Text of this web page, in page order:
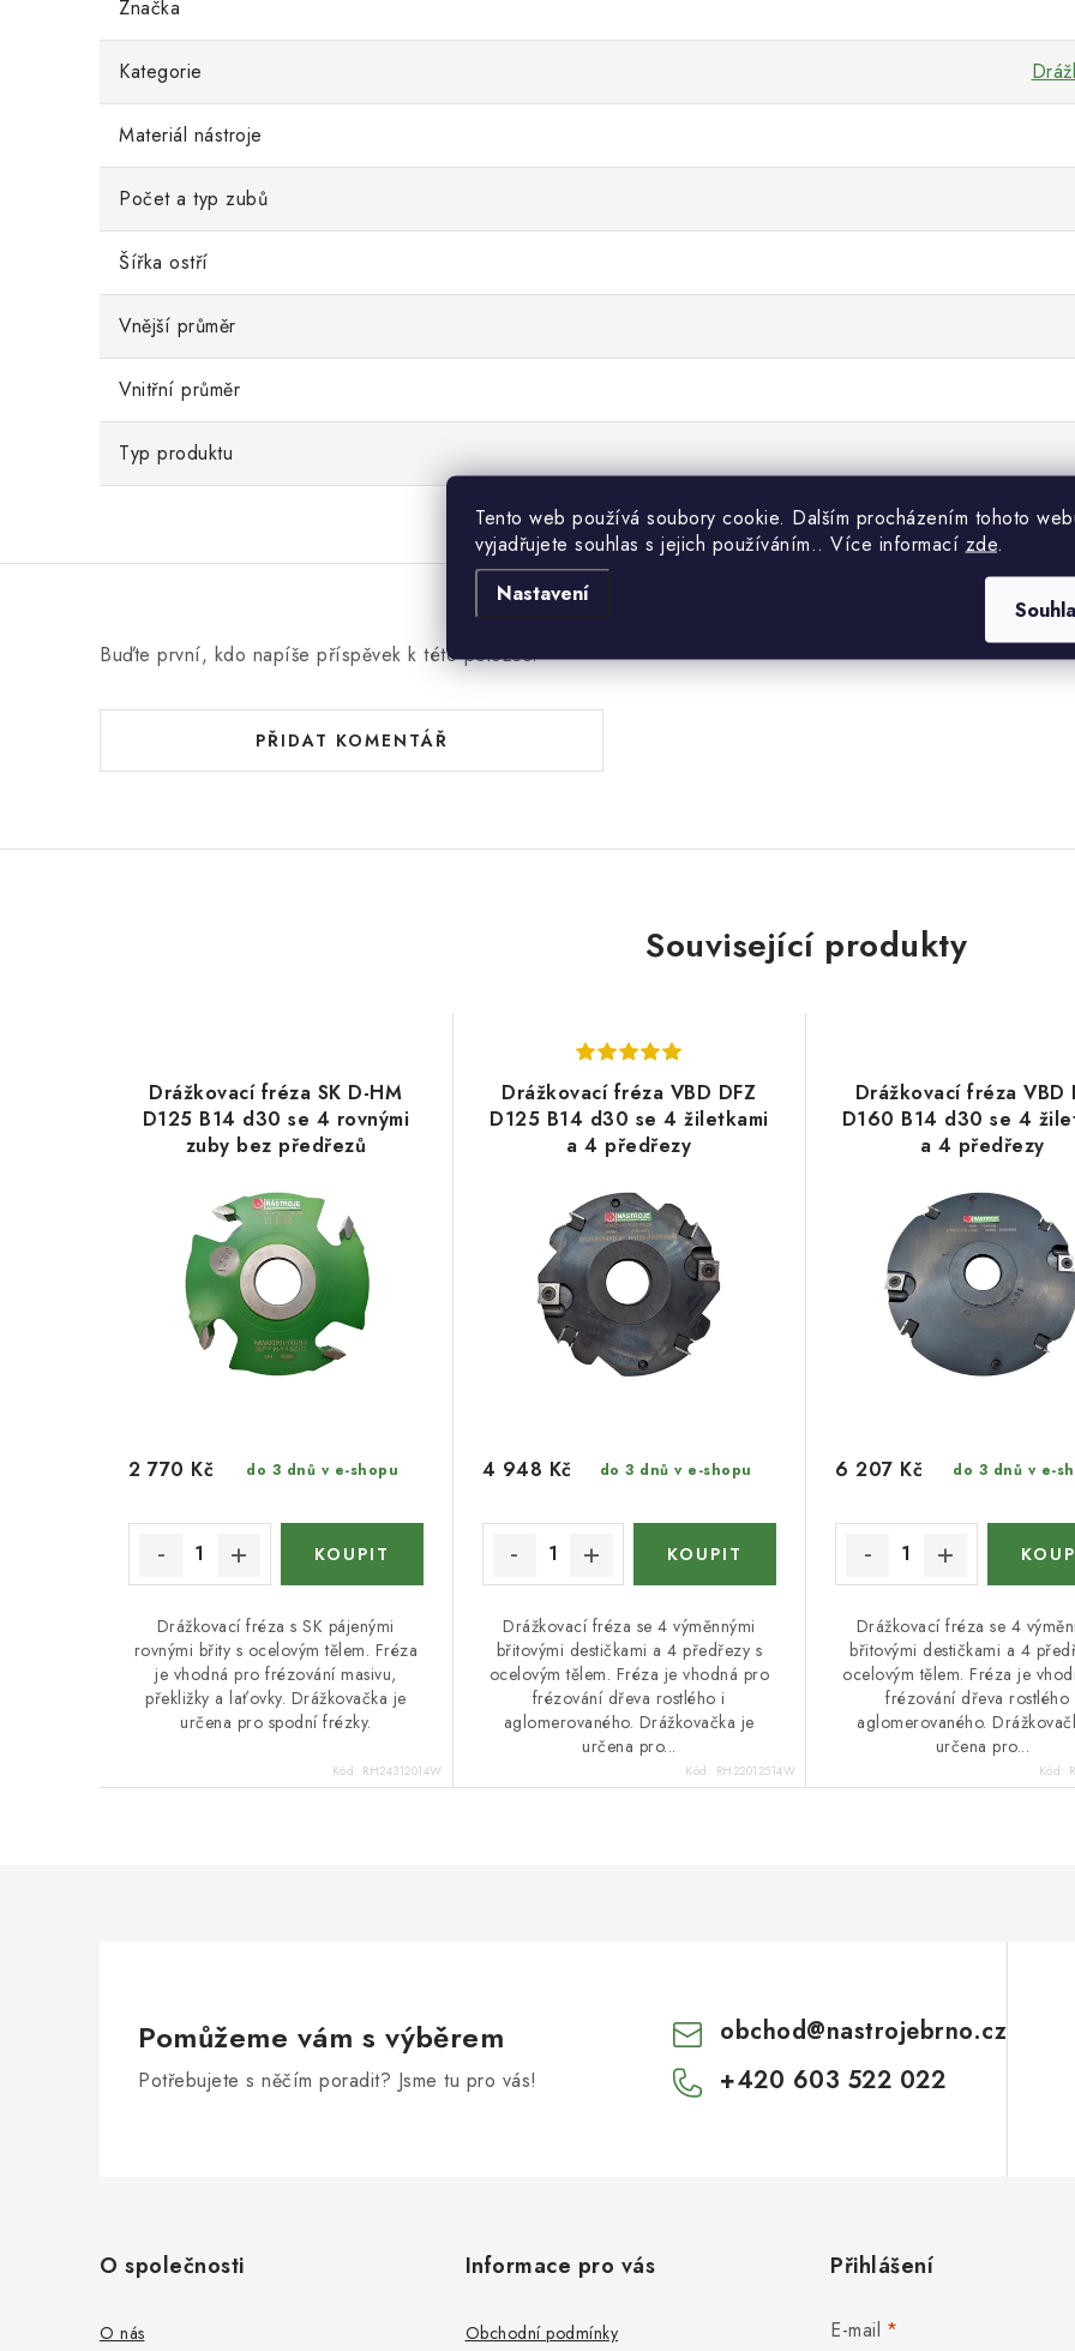
Tento web používá soubory cookie. Dalším procházením tohoto
vyjadřujete souhlas s jejich používáním.. Více informací zde.
Nastavení
Značka
Kategorie
Materiál nástroje
Počet a typ zubů
Šířka ostří
Vnější průměr
Vnitřní průměr
Typ produktu
Buďte první, kdo napíše příspěvek k této položce.
PŘIDAT KOMENTÁŘ
Související produkty
Drážkovací fréza SK D-HM
D125 B14 d30 se 4 rovnými
zuby bez předřezů
do 3 dnů v e-shopu
2 770 Kč
Drážkovací fréza s SK pájenými
rovnými břity s ocelovým tělem. Fréza
je vhodná pro frézování masivu,
překližky a laťovky. Drážkovačka je
určena pro spodní frézky.
Kód: RH24312014W
Drážkovací fréza VBD DFZ
D125 B14 d30 se 4 žiletkami
a 4 předřezy
do 3 dnů v e-shopu
4 948 Kč
Drážkovací fréza se 4 výměnnými
břitovými destičkami a 4 předřezy s
ocelovým tělem. Fréza je vhodná pro
frézování dřeva rostlého i
aglomerovaného. Drážkovačka je
určena pro...
Kód: RH22012514W
Drážkovací fréza VBD
D160 B14 d30 se 4
a 4 předřezy
do 3 dnů v e-
6 207 Kč
Drážkovací fréza se 4
břitovými destičkami a 4
ocelovým tělem. Fréza je
frézování dřeva rostlého
aglomerovaného.
určena pro...
Kód:
Pomůžeme vám s výběrem
Potřebujete s něčím poradit? Jsme tu pro vás!
obchod@nastrojebrno.cz
+420 603 522 022
O společnosti
O nás
Informace pro vás
Obchodní podmínky
Přihlášení
E-mail